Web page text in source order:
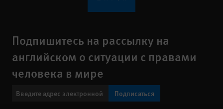
Подпишитесь на рассылку на
английском о ситуации с правами
человека в мире
Подписаться